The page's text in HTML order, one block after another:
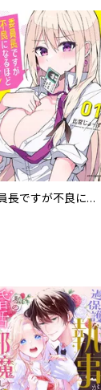
委員長ですが不良になるほど恋してます！